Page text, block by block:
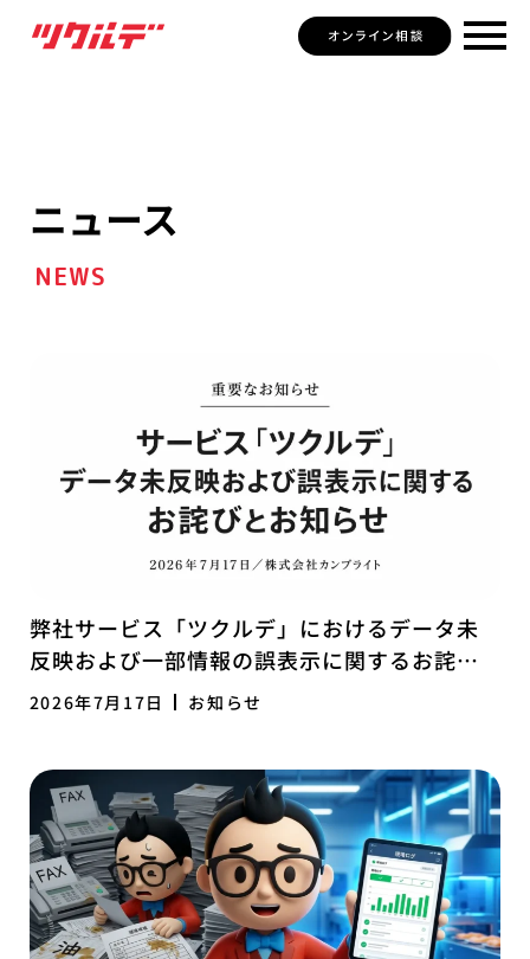
ニュース
NEWS
弊社サービス「ツクルデ」におけるデータ未
反映および一部情報の誤表示に関するお詫び
とお知らせ
2026年7月17日 お知らせ